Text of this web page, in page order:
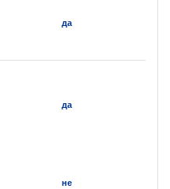
да
да
не